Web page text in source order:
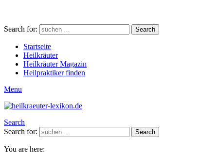
Search for: Search
Startseite
Heilkräuter
Heilkräuter Magazin
Heilpraktiker finden
Menu
Search
Search for:
Search
You are here: